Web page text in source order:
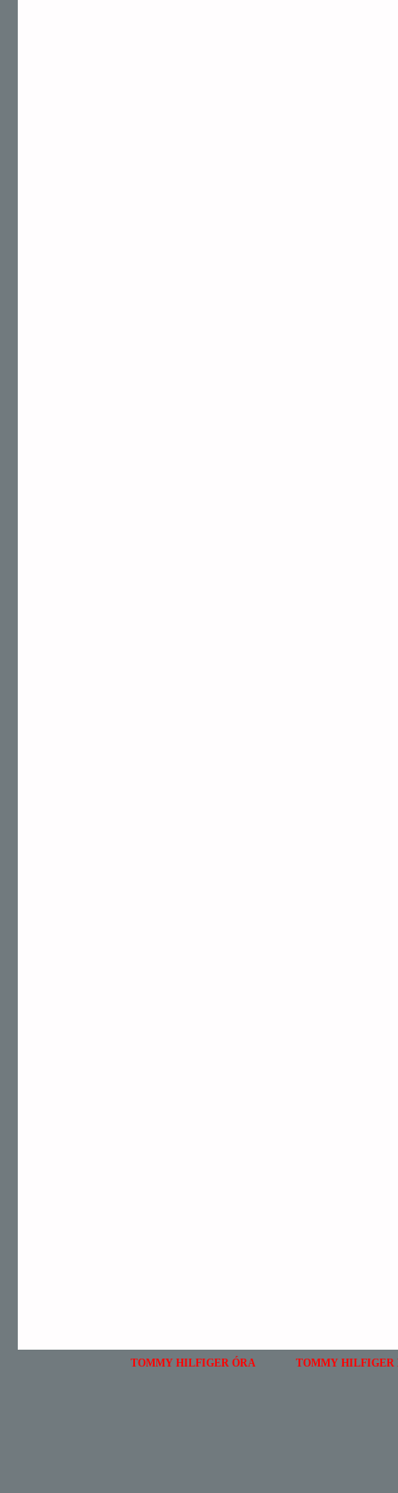
TOMMY HILFIGER ÓRA TOMMY HILFIGER